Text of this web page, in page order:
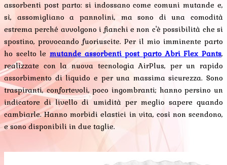
assorbenti post parto: si indossano come comuni mutande e,
sì, assomigliano a pannolini, ma sono di una comodità
estrema perché avvolgono i fianchi e non c'è possibilità che si
spostino, provocando fuoriuscite. Per il mio imminente parto
ho scelto le mutande assorbenti post parto Abri Flex Pants,
realizzate con la nuova tecnologia AirPlus, per un rapido
assorbimento di liquido e per una massima sicurezza. Sono
traspiranti, confortevoli, poco ingombranti; hanno persino un
indicatore di livello di umidità per meglio sapere quando
cambiarle. Hanno morbidi elastici in vita, così non scendono,
e sono disponibili in due taglie.